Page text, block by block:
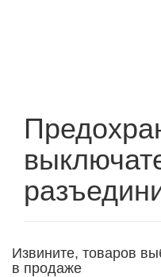
Извините, товаров
в продаже